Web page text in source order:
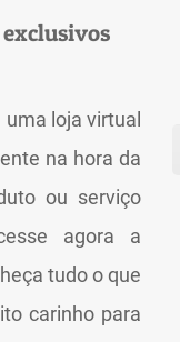
loja virtual
na hora da
ou serviço
agora a
tudo o que
carinho para